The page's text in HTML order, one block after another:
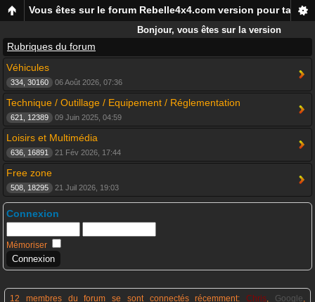
Vous êtes sur le forum Rebelle4x4.com version pour
Bonjour, vous êtes sur la version
mobile du forum Rebelle4x4, pour
Rubriques du forum
Véhicules
334, 30160 06 Août 2026, 07:36
Technique / Outillage / Equipement / Réglementation
621, 12389 09 Juin 2025, 04:59
Loisirs et Multimédia
636, 16891 21 Fév 2026, 17:44
Free zone
508, 18295 21 Juil 2026, 19:03
Connexion
Mémoriser
12 membres du forum se sont connectés récemment:Chris, Google,